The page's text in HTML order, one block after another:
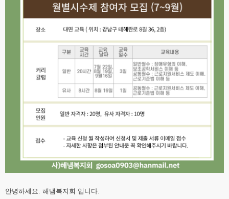
안녕하세요. 해냄복지회 입니다.